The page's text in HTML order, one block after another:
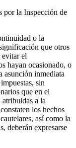
por la Inspección de
o la
que otros
evitar el
hayan ocasionado, o
asunción inmediata
sin
que en el
a la
los hechos
así como la
deberán expresarse